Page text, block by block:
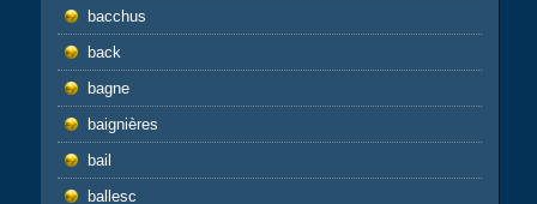
bacchus
back
bagne
baignières
bail
ballesc